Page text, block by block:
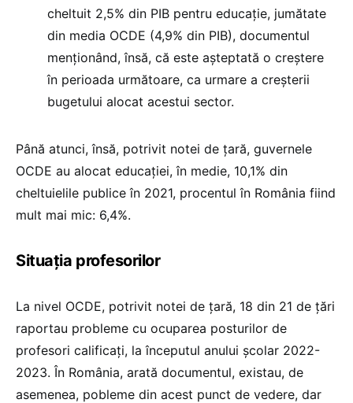
cheltuit 2,5% din PIB pentru educație, jumătate
din media OCDE (4,9% din PIB), documentul
menționând, însă, că este așteptată o creștere
în perioada următoare, ca urmare a creșterii
bugetului alocat acestui sector.
Până atunci, însă, potrivit notei de țară, guvernele
OCDE au alocat educației, în medie, 10,1% din
cheltuielile publice în 2021, procentul în România fiind
mult mai mic: 6,4%.
Situația profesorilor
La nivel OCDE, potrivit notei de țară, 18 din 21 de țări
raportau probleme cu ocuparea posturilor de
profesori calificați, la începutul anului școlar 2022-
2023. În România, arată documentul, existau, de
asemenea, pobleme din acest punct de vedere, dar